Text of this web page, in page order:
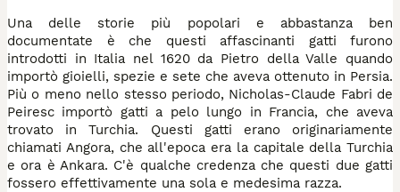
Una delle storie più popolari e abbastanza ben
documentate è che questi affascinanti gatti furono
introdotti in Italia nel 1620 da Pietro della Valle quando
importò gioielli, spezie e sete che aveva ottenuto in Persia.
Più o meno nello stesso periodo, Nicholas-Claude Fabri de
Peiresc importò gatti a pelo lungo in Francia, che aveva
trovato in Turchia. Questi gatti erano originariamente
chiamati Angora, che all'epoca era la capitale della Turchia
e ora è Ankara. C'è qualche credenza che questi due gatti
fossero effettivamente una sola e medesima razza.